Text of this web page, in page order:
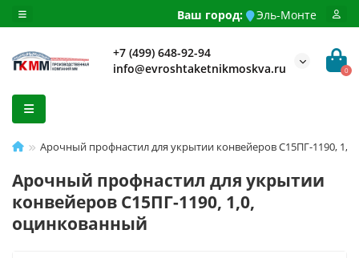
Ваш город: Эль-Монте
+7 (499) 648-92-94
info@evroshtaketnikmoskva.ru
0
Арочный профнастил для укрытии конвейеров С15ПГ-1190,
Арочный профнастил для укрытии
конвейеров С15ПГ-1190, 1,0,
оцинкованный